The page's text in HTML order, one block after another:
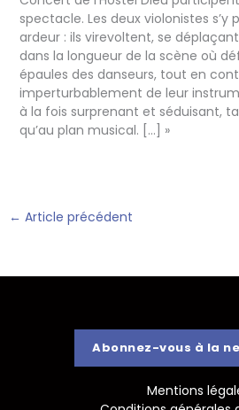
spectacle. Les deux violonistes
ardeur : ils virevoltent, se
dans la longueur de la scène où
épaules des danseurs, tout en
imperturbablement de leur
à la fois surprenant et séduisant,
qu’au plan musical. […] »
← Article précédent
Abonnez-vous à la
Mentions